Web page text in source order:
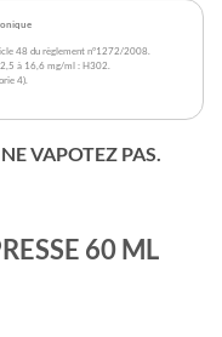
48 du règlement n°1272/2008.
2,5 à 16,6 mg/ml : H302.
4).
VAPOTEZ PAS.
60 ML